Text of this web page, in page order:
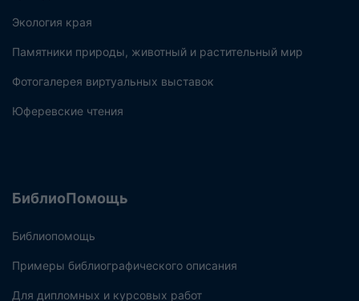
Экология края
Памятники природы, животный и растительный мир
Фотогалерея виртуальных выставок
Юферевские чтения
БиблиоПомощь
Библиопомощь
Примеры библиографического описания
Для дипломных и курсовых работ